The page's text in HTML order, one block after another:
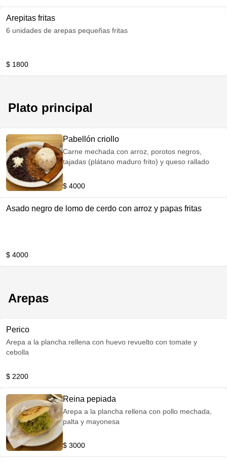
Arepitas fritas
6 unidades de arepas pequeñas fritas
$ 1800
Plato principal
Pabellón criollo
Carne mechada con arroz, porotos negros,
tajadas (plátano maduro frito) y queso rallado
$ 4000
Asado negro de lomo de cerdo con arroz y papas fritas
$ 4000
Arepas
Perico
Arepa a la plancha rellena con huevo revuelto con tomate y
cebolla
$ 2200
Reina pepiada
Arepa a la plancha rellena con pollo mechada,
palta y mayonesa
$ 3000